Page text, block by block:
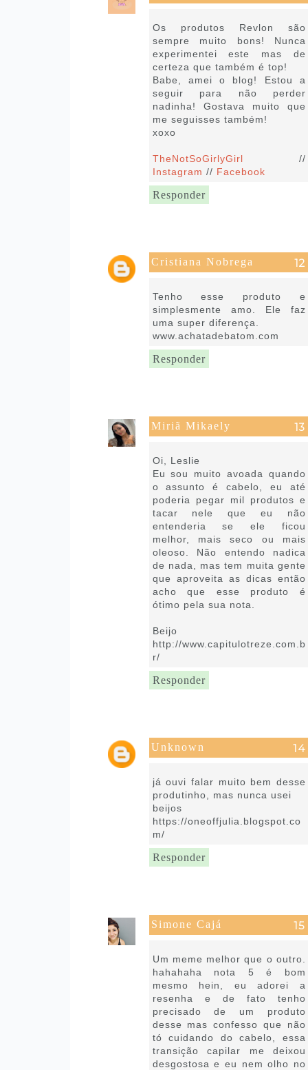
Os produtos Revlon são
sempre muito bons! Nunca
experimentei este mas de
certeza que também é top!
Babe, amei o blog! Estou a
seguir para não perder
nadinha! Gostava muito que
me seguisses também!
xoxo
TheNotSoGirlyGirl //
Instagram // Facebook
Responder
Cristiana Nobrega
Tenho esse produto e
simplesmente amo. Ele faz
uma super diferença.
www.achatadebatom.com
Responder
Miriã Mikaely
Oi, Leslie
Eu sou muito avoada quando
o assunto é cabelo, eu até
poderia pegar mil produtos e
tacar nele que eu não
entenderia se ele ficou
melhor, mais seco ou mais
oleoso. Não entendo nadica
de nada, mas tem muita gente
que aproveita as dicas então
acho que esse produto é
ótimo pela sua nota.
Beijo
http://www.capitulotreze.com.b
r/
Responder
Unknown
já ouvi falar muito bem desse
produtinho, mas nunca usei
beijos
https://oneoffjulia.blogspot.co
m/
Responder
Simone Cajá
Um meme melhor que o outro.
hahahaha nota 5 é bom
mesmo hein, eu adorei a
resenha e de fato tenho
precisado de um produto
desse mas confesso que não
tó cuidando do cabelo, essa
transição capilar me deixou
desgostosa e eu nem olho no